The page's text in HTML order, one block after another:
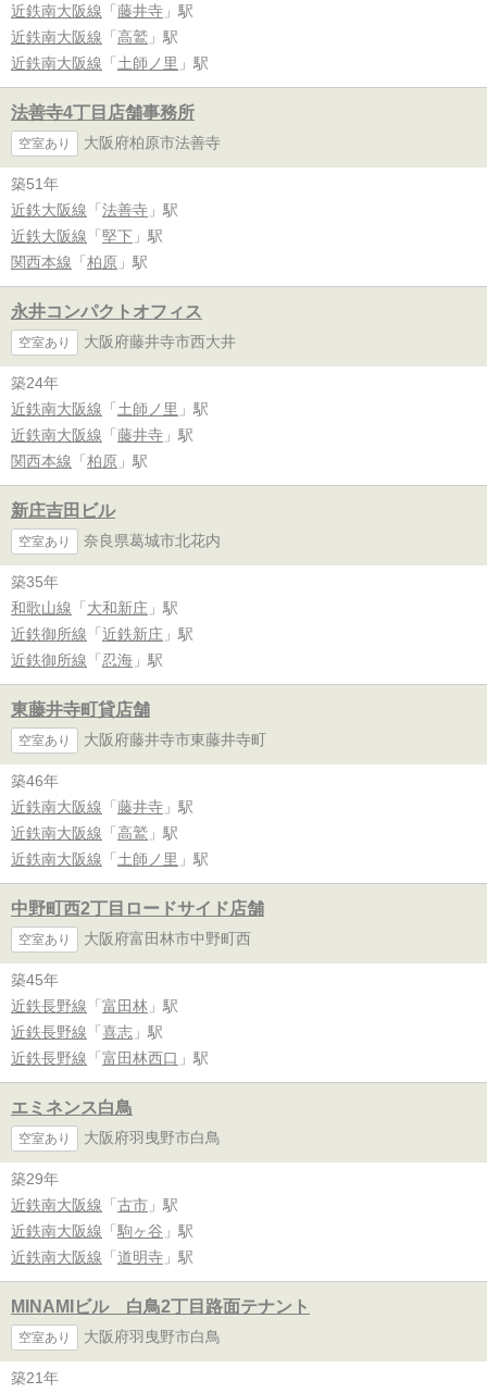
近鉄南大阪線 「 藤井寺 」駅
近鉄南大阪線 「 高鷲 」駅
近鉄南大阪線 「 土師ノ里 」駅
法善寺4丁目店舗事務所
空室あり 大阪府柏原市法善寺
築51年
近鉄大阪線 「 法善寺 」駅
近鉄大阪線 「 堅下 」駅
関西本線 「 柏原 」駅
永井コンパクトオフィス
空室あり 大阪府藤井寺市西大井
築24年
近鉄南大阪線 「 土師ノ里 」駅
近鉄南大阪線 「 藤井寺 」駅
関西本線 「 柏原 」駅
新庄吉田ビル
空室あり 奈良県葛城市北花内
築35年
和歌山線 「 大和新庄 」駅
近鉄御所線 「 近鉄新庄 」駅
近鉄御所線 「 忍海 」駅
東藤井寺町貸店舗
空室あり 大阪府藤井寺市東藤井寺町
築46年
近鉄南大阪線 「 藤井寺 」駅
近鉄南大阪線 「 高鷲 」駅
近鉄南大阪線 「 土師ノ里 」駅
中野町西2丁目ロードサイド店舗
空室あり 大阪府富田林市中野町西
築45年
近鉄長野線 「 富田林 」駅
近鉄長野線 「 喜志 」駅
近鉄長野線 「 富田林西口 」駅
エミネンス白鳥
空室あり 大阪府羽曳野市白鳥
築29年
近鉄南大阪線 「 古市 」駅
近鉄南大阪線 「 駒ヶ谷 」駅
近鉄南大阪線 「 道明寺 」駅
MINAMIビル 白鳥2丁目路面テナント
空室あり 大阪府羽曳野市白鳥
築21年